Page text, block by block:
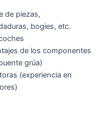
de piezas,
bogies, etc.
de los componentes
grúa)
(experiencia en